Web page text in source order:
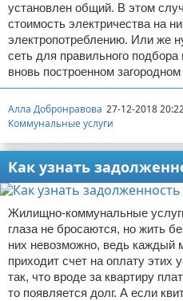
установлен общий. В этом
стоимость электричества на
электропотреблению. Или же
сеть для правильного подбора
вновь построенном загородном
Алла Добронравова 27-12-2018
Коммунальные услуги
Как узнать
Жилищно-коммунальные
глаза не бросаются, но жить
них невозможно, ведь каждый
приходит счет на оплату этих
так, что вроде за квартиру
то появляется долг. А если